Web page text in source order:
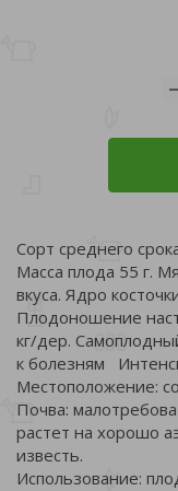
Сорт среднего
Масса плода 55 г.
вкуса. Ядро
Плодоношение
кг/дер.
к болезням
Местоположение:
Почва:
растет на хорошо
известь.
Использование: